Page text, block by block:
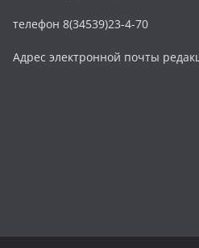
телефон 8(34539)23-4-70
Адрес электронной почты